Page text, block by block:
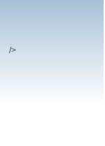
/>